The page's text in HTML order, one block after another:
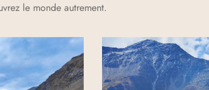
le monde autrement.